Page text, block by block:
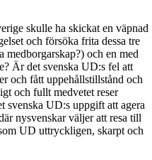
skulle ha skickat en väpnad
och försöka frita dessa tre
medborgarskap?) och en med
Är det svenska UD:s fel att
och fått uppehållstillstånd och
och fullt medvetet reser
svenska UD:s uppgift att agera
nysvenskar väljer att resa till
UD uttryckligen, skarpt och